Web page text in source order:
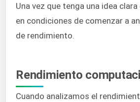
Una vez que tenga una idea
en condiciones de comenzar a
de rendimiento.
Rendimiento
Cuando analizamos el